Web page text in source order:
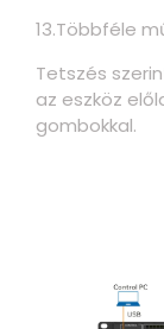
13.Többféle
Tetszés
az eszköz
gombokkal.